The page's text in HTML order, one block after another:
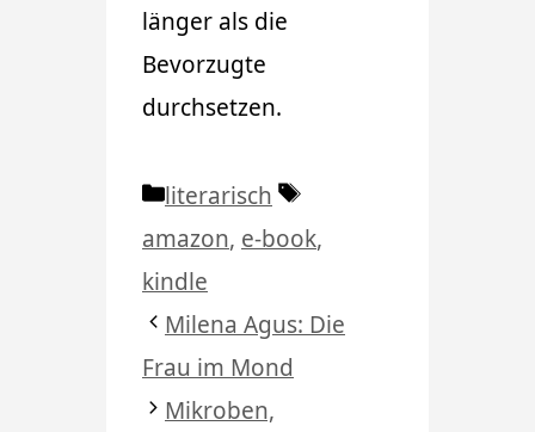
länger als die
Bevorzugte
durchsetzen.
Kategorien
literarisch
Schlagwörter
amazon, e-book,
kindle
Milena Agus: Die
Frau im Mond
Mikroben,